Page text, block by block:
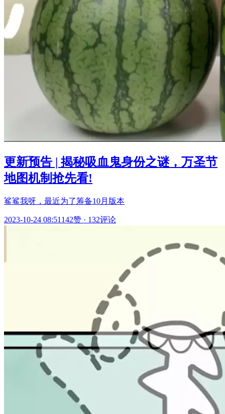
更新预告 | 揭秘吸血鬼身份之谜，万圣节
地图机制抢先看!
鲨鲨我呀，最近为了筹备10月版本
2023-10-24 08:51 142赞 · 132评论